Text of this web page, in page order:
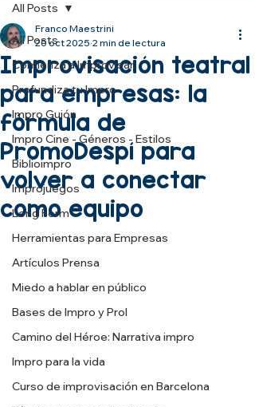
All Posts
Comienza a Improvisar
Profundiza tu Impro
Impro Guión
Impro Cine - Géneros - Estilos
Biblioimpro
Improjuegos
Long Form
Herramientas para Empresas
Artículos Prensa
Miedo a hablar en público
Bases de Impro y Prol
Camino del Héroe: Narrativa impro
Impro para la vida
Curso de improvisación en Barcelona
All Posts
Improvisación teatral
para empresas: la
fórmula de
PromoDespí para
volver a conectar
como equipo
Franco Maestrini
20 oct 2025 2 min de lectura